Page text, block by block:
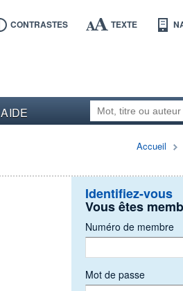
CONTRASTES TEXTE
AIDE
Accueil
Identifiez-vous
Vous êtes
Numéro de membre
Mot de passe